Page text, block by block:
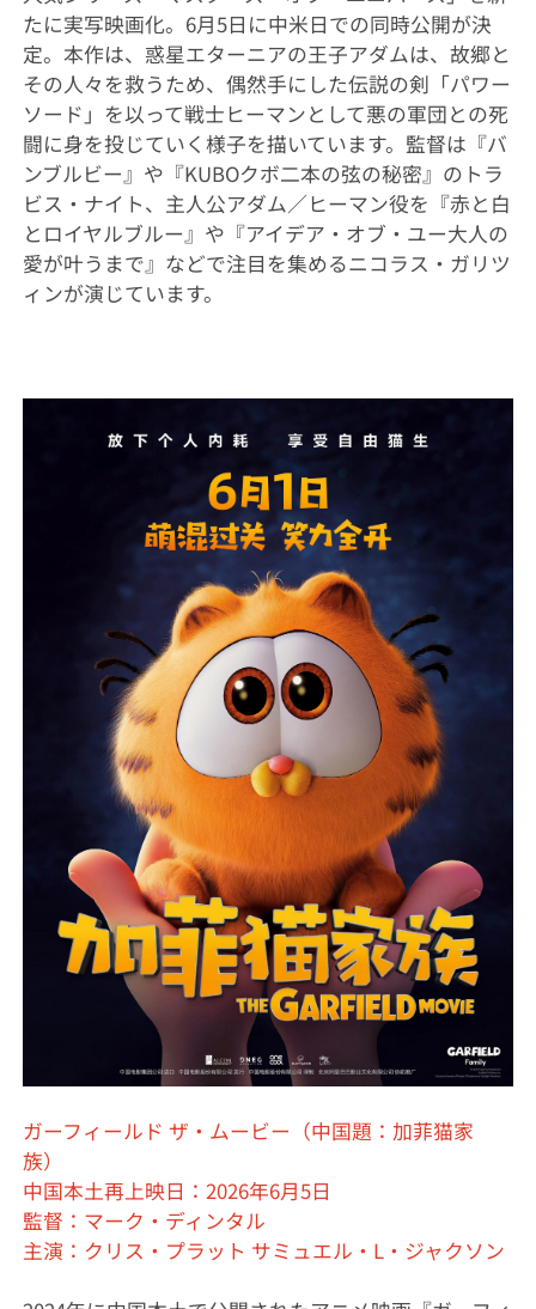
たに実写映画化。6月5日に中米日での同時公開が決
定。本作は、惑星エターニアの王子アダムは、故郷と
その人々を救うため、偶然手にした伝説の剣「パワー
ソード」を以って戦士ヒーマンとして悪の軍団との死
闘に身を投じていく様子を描いています。監督は『バ
ンブルビー』や『KUBOクボ二本の弦の秘密』のトラ
ビス・ナイト、主人公アダム／ヒーマン役を『赤と白
とロイヤルブルー』や『アイデア・オブ・ユー大人の
愛が叶うまで』などで注目を集めるニコラス・ガリツ
ィンが演じています。
ガーフィールド ザ・ムービー（中国題：加菲猫家
族）
中国本土再上映日：2026年6月5日
監督：マーク・ディンタル
主演：クリス・プラット サミュエル・L・ジャクソン